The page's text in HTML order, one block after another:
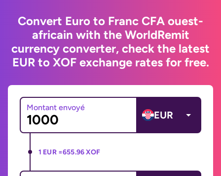
Convert Euro to Franc CFA ouest-
africain with the WorldRemit
currency converter, check the latest
EUR to XOF exchange rates for free.
Montant envoyé
EUR
1 EUR =655.96 XOF